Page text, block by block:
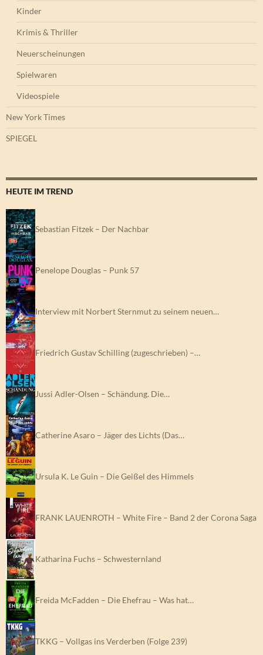
Kinder
Krimis & Thriller
Neuerscheinungen
Spielwaren
Videospiele
New York Times
SPIEGEL
HEUTE IM TREND
Sebastian Fitzek – Der Nachbar
Penelope Douglas – Punk 57
Interview mit Norbert Sternmut zu seinem neuen…
Friedrich Gustav Schilling (zugeschrieben) –…
Jussi Adler-Olsen – Schändung. Die…
Catherine Asaro – Jäger des Lichts (Das…
Ursula K. Le Guin – Die Geißel des Himmels
FRANK LAUENROTH – White Fire – Band 2 der Corona Saga
Katharina Fuchs – Schwesternland
Freida McFadden – Die Ehefrau – Was hat…
TKKG – Vollgas ins Verderben (Folge 239)